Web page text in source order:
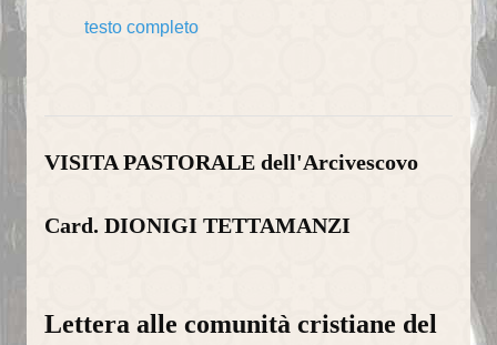
testo completo
VISITA PASTORALE dell'Arcivescovo
Card. DIONIGI TETTAMANZI
Lettera alle comunità cristiane del